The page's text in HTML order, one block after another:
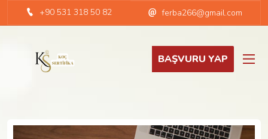
+90 531 318 50 82 ferba266@gmail.com
BAŞVURU YAP